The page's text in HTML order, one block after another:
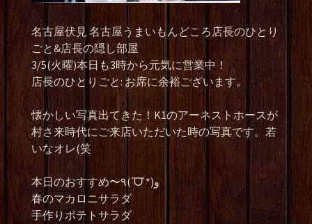
名古屋伏見 名古屋うまいもんどころ店長のひとり
ごと&店長の隠し部屋
3/5(火曜)本日も3時から元気に営業中！
店長のひとりごと: お席に余裕ございます。
懐かしい写真出てきた！K1のアーネストホースが
村さ来時代にご来店いただいた時の写真です。若
いなオレ(笑
本日のおすすめ〜٩(ˊᗜˋ*)و
春のマカロニサラダ
手作りポテトサラダ